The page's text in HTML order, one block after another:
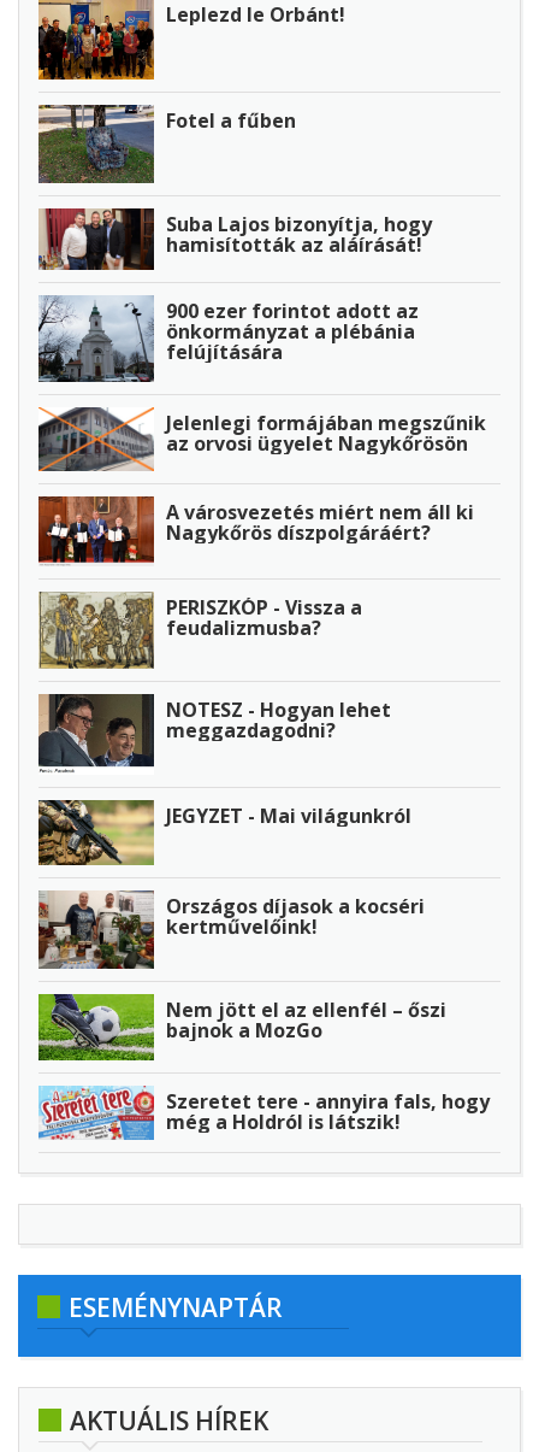
Leplezd le Orbánt!
Fotel a fűben
Suba Lajos bizonyítja, hogy
hamisították az aláírását!
900 ezer forintot adott az
önkormányzat a plébánia
felújítására
Jelenlegi formájában megszűnik
az orvosi ügyelet Nagykőrösön
A városvezetés miért nem áll ki
Nagykőrös díszpolgáráért?
PERISZKÓP - Vissza a
feudalizmusba?
NOTESZ - Hogyan lehet
meggazdagodni?
JEGYZET - Mai világunkról
Országos díjasok a kocséri
kertművelőink!
Nem jött el az ellenfél – őszi
bajnok a MozGo
Szeretet tere - annyira fals, hogy
még a Holdról is látszik!
ESEMÉNYNAPTÁR
AKTUÁLIS HÍREK